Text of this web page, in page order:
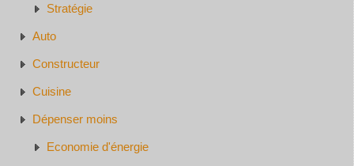
Stratégie
Auto
Constructeur
Cuisine
Dépenser moins
Economie d'énergie